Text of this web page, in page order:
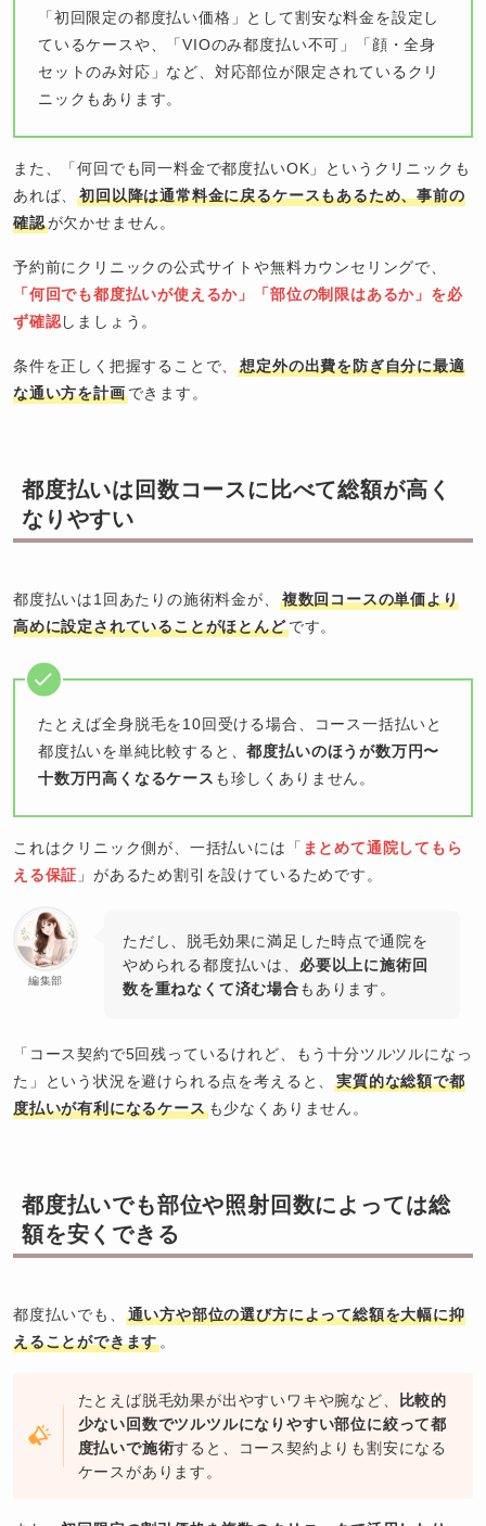
「初回限定の都度払い価格」として割安な料金を設定し
ているケースや、「VIOのみ都度払い不可」「顔・全身
セットのみ対応」など、対応部位が限定されているクリ
ニックもあります。
また、「何回でも同一料金で都度払いOK」というクリニックも
あれば、初回以降は通常料金に戻るケースもあるため、事前の
確認が欠かせません。
予約前にクリニックの公式サイトや無料カウンセリングで、
「何回でも都度払いが使えるか」「部位の制限はあるか」を必
ず確認しましょう。
条件を正しく把握することで、想定外の出費を防ぎ自分に最適
な通い方を計画できます。
都度払いは回数コースに比べて総額が高く
なりやすい
都度払いは1回あたりの施術料金が、
複数回コースの単価より
高めに設定されていることがほとんどです。
たとえば全身脱毛を10回受ける場合、コース一括払いと
都度払いを単純比較すると、都度払いのほうが数万円〜
十数万円高くなるケース も珍しくありません。
これはクリニック側が、一括払いには「 まとめて通院してもら
える保証 」があるため割引を設けているためです。
編集部
ただし、脱毛効果に満足した時点で通院を
やめられる都度払いは、 必要以上に施術回
数を重ねなくて済む場合もあります。
「コース契約で5回残っているけれど、もう十分ツルツルになっ
た」という状況を避けられる点を考えると、実質的な総額で都
度払いが有利になるケースも少なくありません。
都度払いでも部位や照射回数によっては総
額を安くできる
都度払いでも、
通い方や部位の選び方によって総額を大幅に抑
えることができます 。
たとえば脱毛効果が出やすいワキや腕など、
比較的
少ない回数でツルツルになりやすい部位に絞って都
度払いで施術すると、コース契約よりも割安になる
ケースがあります。